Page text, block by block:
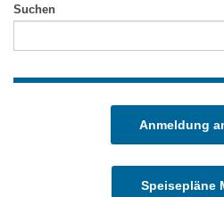
Suchen
Anmeldung
Speisepläne